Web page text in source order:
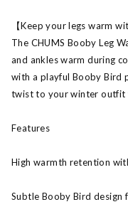
【Keep your legs warm
The CHUMS Booby Leg
and ankles warm during
with a playful Booby Bird
twist to your winter outfit
Features
High warmth retention
Subtle Booby Bird design